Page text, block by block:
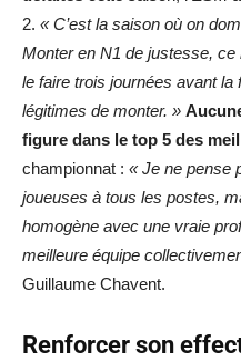
2. « C’est la saison où on
Monter en N1 de justesse, ce
le faire trois journées avant la
légitimes de monter. »
figure dans le top 5 des
championnat : « Je ne pense
joueuses à tous les postes,
homogène avec une vraie
meilleure équipe
Guillaume Chavent.
Renforcer son